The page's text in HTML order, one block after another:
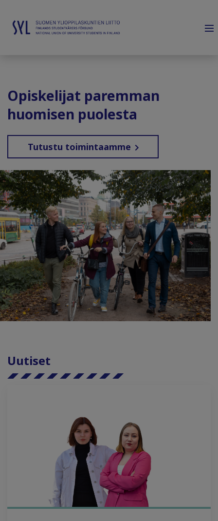
Opiskelijat paremman
huomisen puolesta
Tutustu toimintaamme
Uutiset